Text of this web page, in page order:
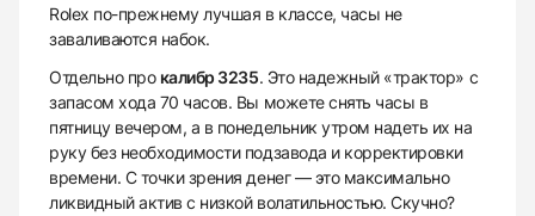
Rolex по-прежнему лучшая в классе, часы не
заваливаются набок.
Отдельно про калибр 3235. Это надежный «трактор» с
запасом хода 70 часов. Вы можете снять часы в
пятницу вечером, а в понедельник утром надеть их на
руку без необходимости подзавода и корректировки
времени. С точки зрения денег — это максимально
ликвидный актив с низкой волатильностью. Скучно?